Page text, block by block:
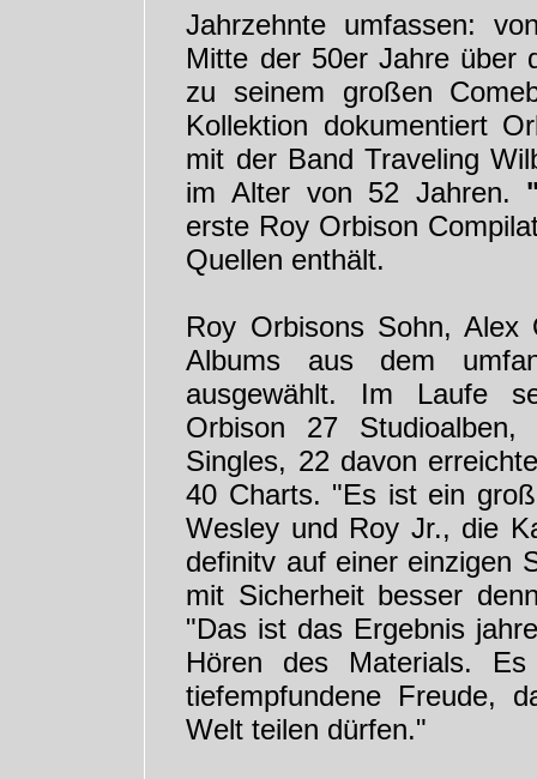
Jahrzehnte umfassen:
Mitte der 50er Jahre über
zu seinem großen
Kollektion dokumentiert
mit der Band Traveling
im Alter von 52 Jahren.
erste Roy Orbison
Quellen enthält.
Roy Orbisons Sohn,
Albums aus dem
ausgewählt. Im Laufe
Orbison 27
Singles, 22 davon
40 Charts. "Es ist ein
Wesley und Roy Jr., die
definitv auf einer einzigen
mit Sicherheit besser
"Das ist das Ergebnis
Hören des Materials.
tiefempfundene Freude,
Welt teilen dürfen."